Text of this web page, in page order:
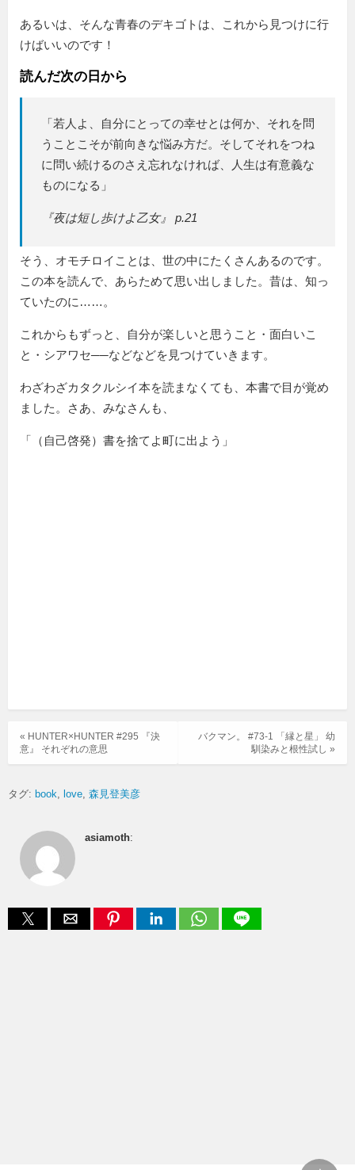
あるいは、そんな青春のデキゴトは、これから見つけに行
けばいいのです！
読んだ次の日から
「若人よ、自分にとっての幸せとは何か、それを問
うことこそが前向きな悩み方だ。そしてそれをつね
に問い続けるのさえ忘れなければ、人生は有意義な
ものになる」
『夜は短し歩けよ乙女』 p.21
そう、オモチロイことは、世の中にたくさんあるのです。
この本を読んで、あらためて思い出しました。昔は、知っ
ていたのに……。
これからもずっと、自分が楽しいと思うこと・面白いこ
と・シアワセ──などなどを見つけていきます。
わざわざカタクルシイ本を読まなくても、本書で目が覚め
ました。さあ、みなさんも、
「（自己啓発）書を捨てよ町に出よう」
バクマン。 #73-1 「縁と星」 幼
馴染みと根性試し »
« HUNTER×HUNTER #295 『決
意』 それぞれの意思
タグ: book love 森見登美彦
asiamoth: